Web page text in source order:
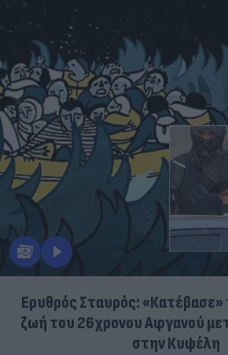
Ερυθρός Σταυρός: «Κατέβασε»
ζωή του 26χρονου Αφγανού
στην Κυψέλη